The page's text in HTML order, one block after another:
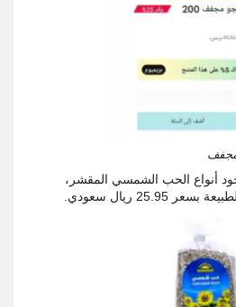
مجفف
أنواع الحب الشمسي المقشر،
ريال سعودي.